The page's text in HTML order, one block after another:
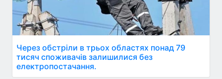
Через обстріли в трьох областях понад 79
тисяч споживачів залишилися без
електропостачання.